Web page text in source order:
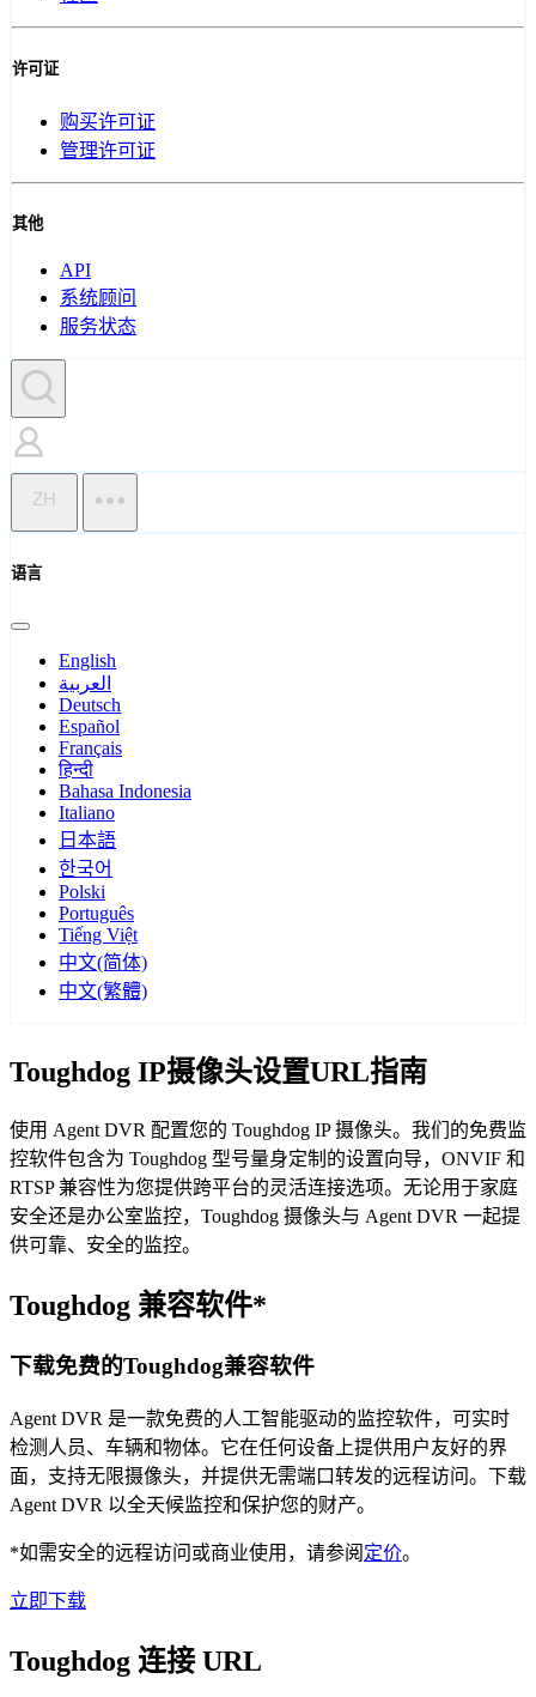
许可证
购买许可证
管理许可证
其他
API
系统顾问
服务状态
ZH
语言
English
العربية
Deutsch
Español
Français
हिन्दी
Bahasa Indonesia
Italiano
日本語
한국어
Polski
Português
Tiếng Việt
中文(简体)
中文(繁體)
Toughdog IP摄像头设置URL指南
使用 Agent DVR 配置您的 Toughdog IP 摄像头。我们的免费监
控软件包含为 Toughdog 型号量身定制的设置向导，ONVIF 和
RTSP 兼容性为您提供跨平台的灵活连接选项。无论用于家庭
安全还是办公室监控，Toughdog 摄像头与 Agent DVR 一起提
供可靠、安全的监控。
Toughdog 兼容软件*
下载免费的Toughdog兼容软件
Agent DVR 是一款免费的人工智能驱动的监控软件，可实时
检测人员、车辆和物体。它在任何设备上提供用户友好的界
面，支持无限摄像头，并提供无需端口转发的远程访问。下载
Agent DVR 以全天候监控和保护您的财产。
*如需安全的远程访问或商业使用，请参阅 定价。
立即下载
Toughdog 连接 URL